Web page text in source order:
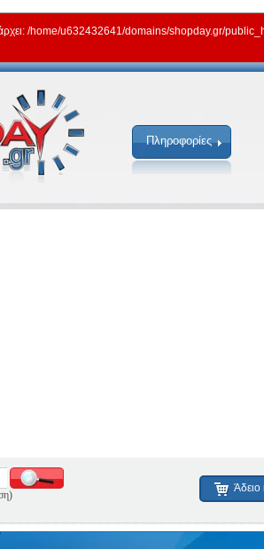
/home/u632432641/domains/shopday.gr/
Πληροφορίες